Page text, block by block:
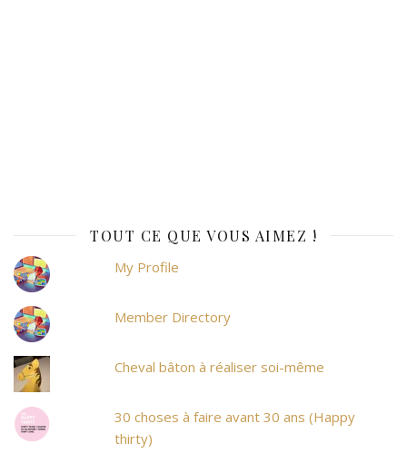
TOUT CE QUE VOUS AIMEZ !
My Profile
Member Directory
Cheval bâton à réaliser soi-même
30 choses à faire avant 30 ans (Happy
thirty)